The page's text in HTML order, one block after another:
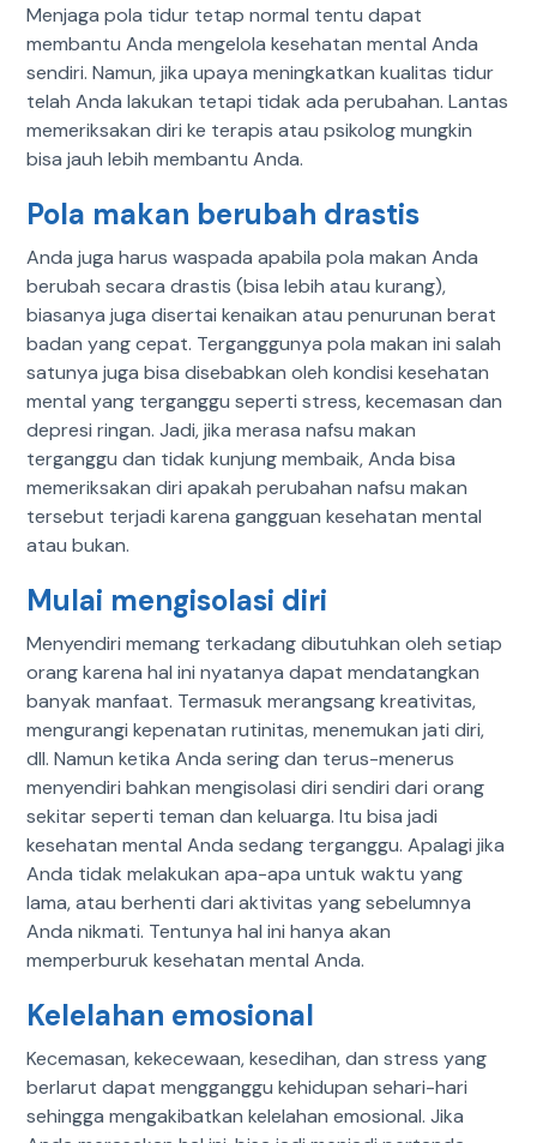
Menjaga pola tidur tetap normal tentu dapat
membantu Anda mengelola kesehatan mental Anda
sendiri. Namun, jika upaya meningkatkan kualitas tidur
telah Anda lakukan tetapi tidak ada perubahan. Lantas
memeriksakan diri ke terapis atau psikolog mungkin
bisa jauh lebih membantu Anda.
Pola makan berubah drastis
Anda juga harus waspada apabila pola makan Anda
berubah secara drastis (bisa lebih atau kurang),
biasanya juga disertai kenaikan atau penurunan berat
badan yang cepat. Terganggunya pola makan ini salah
satunya juga bisa disebabkan oleh kondisi kesehatan
mental yang terganggu seperti stress, kecemasan dan
depresi ringan. Jadi, jika merasa nafsu makan
terganggu dan tidak kunjung membaik, Anda bisa
memeriksakan diri apakah perubahan nafsu makan
tersebut terjadi karena gangguan kesehatan mental
atau bukan.
Mulai mengisolasi diri
Menyendiri memang terkadang dibutuhkan oleh setiap
orang karena hal ini nyatanya dapat mendatangkan
banyak manfaat. Termasuk merangsang kreativitas,
mengurangi kepenatan rutinitas, menemukan jati diri,
dll. Namun ketika Anda sering dan terus-menerus
menyendiri bahkan mengisolasi diri sendiri dari orang
sekitar seperti teman dan keluarga. Itu bisa jadi
kesehatan mental Anda sedang terganggu. Apalagi jika
Anda tidak melakukan apa-apa untuk waktu yang
lama, atau berhenti dari aktivitas yang sebelumnya
Anda nikmati. Tentunya hal ini hanya akan
memperburuk kesehatan mental Anda.
Kelelahan emosional
Kecemasan, kekecewaan, kesedihan, dan stress yang
berlarut dapat mengganggu kehidupan sehari-hari
sehingga mengakibatkan kelelahan emosional. Jika